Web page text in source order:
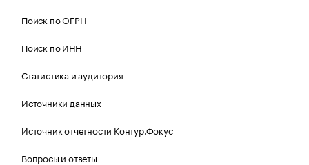
Поиск по ОГРН
Поиск по ИНН
Статистика и аудитория
Источники данных
Источник отчетности Контур.Фокус
Вопросы и ответы